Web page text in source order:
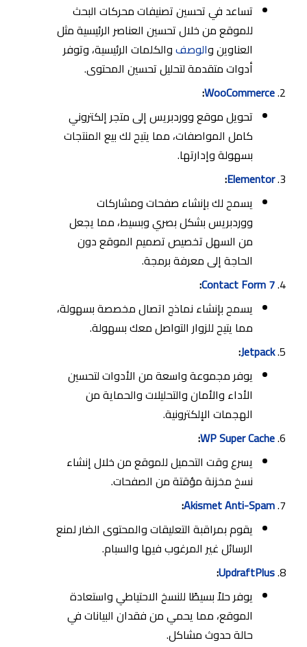
تساعد في تحسين تصنيفات محركات البحث
للموقع من خلال تحسين العناصر الرئيسية مثل
العناوين والوصفوالكلمات الرئيسية، وتوفر
أدوات متقدمة لتحليل تحسين المحتوى.
WooCommerce
:
تحويل موقع ووردبريس إلى متجر إلكتروني
كامل المواصفات، مما يتيح لك بيع المنتجات
بسهولة وإدارتها.
Elementor
:
يسمح لك بإنشاء صفحات ومشاركات
ووردبريس بشكل بصري وبسيط، مما يجعل
من السهل تخصيص تصميم الموقع دون
الحاجة إلى معرفة برمجة.
Contact Form 7
:
يسمح بإنشاء نماذج اتصال مخصصة بسهولة،
مما يتيح للزوار التواصل معك بسهولة.
Jetpack
:
يوفر مجموعة واسعة من الأدوات لتحسين
الأداء والأمان والتحليلات والحماية من
الهجمات الإلكترونية.
WP Super Cache
:
يسرع وقت التحميل للموقع من خلال إنشاء
نسخ مخزنة مؤقتة من الصفحات.
Akismet Anti-Spam
:
يقوم بمراقبة التعليقات والمحتوى الضار لمنع
الرسائل غير المرغوب فيها والسبام.
UpdraftPlus
:
يوفر حلاً بسيطًا للنسخ الاحتياطي واستعادة
الموقع، مما يحمي من فقدان البيانات في
حالة حدوث مشاكل.